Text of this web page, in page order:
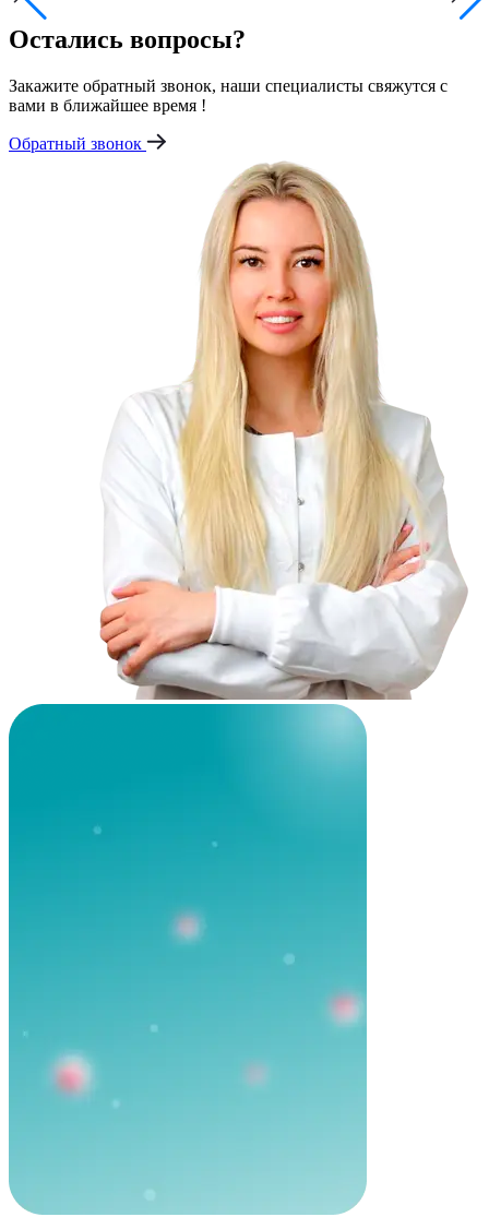
Остались вопросы?
Закажите обратный звонок, наши специалисты свяжутся с
вами в ближайшее время !
Обратный звонок